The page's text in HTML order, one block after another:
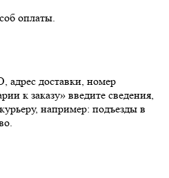
оплаты.
адрес доставки, номер
к заказу» введите сведения,
например: подъезды в